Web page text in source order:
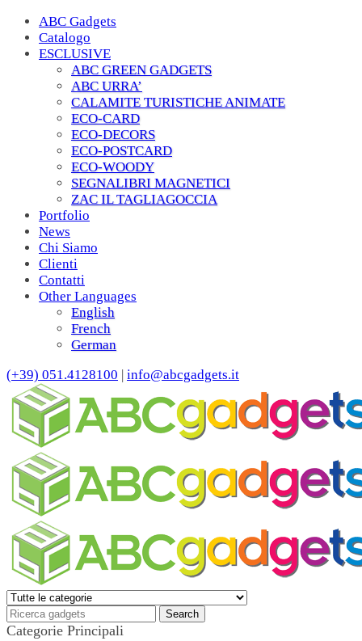
ABC Gadgets
Catalogo
ESCLUSIVE
ABC GREEN GADGETS
ABC URRA’
CALAMITE TURISTICHE ANIMATE
ECO-CARD
ECO-DECORS
ECO-POSTCARD
ECO-WOODY
SEGNALIBRI MAGNETICI
ZAC IL TAGLIAGOCCIA
Portfolio
News
Chi Siamo
Clienti
Contatti
Other Languages
English
French
German
(+39) 051.4128100 | info@abcgadgets.it
Categorie Principali